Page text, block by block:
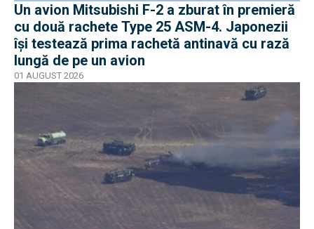
Un avion Mitsubishi F-2 a zburat în premieră
cu două rachete Type 25 ASM-4. Japonezii
își testează prima rachetă antinavă cu rază
lungă de pe un avion
01 AUGUST 2026